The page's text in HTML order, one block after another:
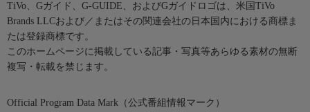
TiVo、Gガイド、G-GUIDE、およびGガイドロゴは、米国TiVo
Brands LLCおよび／またはその関連会社の日本国内における商標ま
たは登録商標です。
このホームページに掲載している記事・写真等あらゆる素材の無断
複写・転載を禁じます。
Official Program Data Mark（公式番組情報マーク）